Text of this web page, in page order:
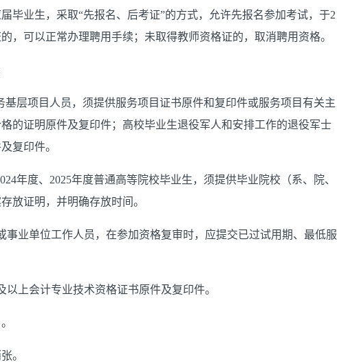
届毕业生，采取“先报名、后考证”的方式，允许先报名参加考试，于2
，可以正常办理聘用手续；未取得教师资格证的，取消聘用资格。
基层项目人员，须提供服务项目证书原件和复印件或服务项目有关主
的证明原件及复印件；高校毕业生退役军人和安排工作的退役军士
复印件。
年度、2025年度普通高等院校毕业生，须提供毕业院校（系、院、
放证明，并明确存放时间。
事业单位工作人员，在参加资格复审时，应提交已过试用期、最低服
上会计专业技术资格证书原件及复印件。
。
。